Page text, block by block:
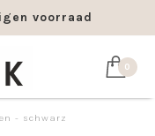
voorraad
0
- schwarz